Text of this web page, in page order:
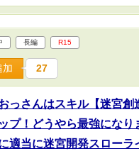
長編 R15
加 27
っさんはスキル【迷宮創
プ！どうやら最強になり
適当に迷宮開発スローラ